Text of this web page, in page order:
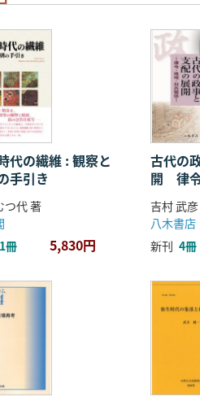
代の繊維 : 観察と
手引き
つ代 著
1冊 5,830円
古代の
開 律
係
吉村 武
八木書店
新刊 4冊